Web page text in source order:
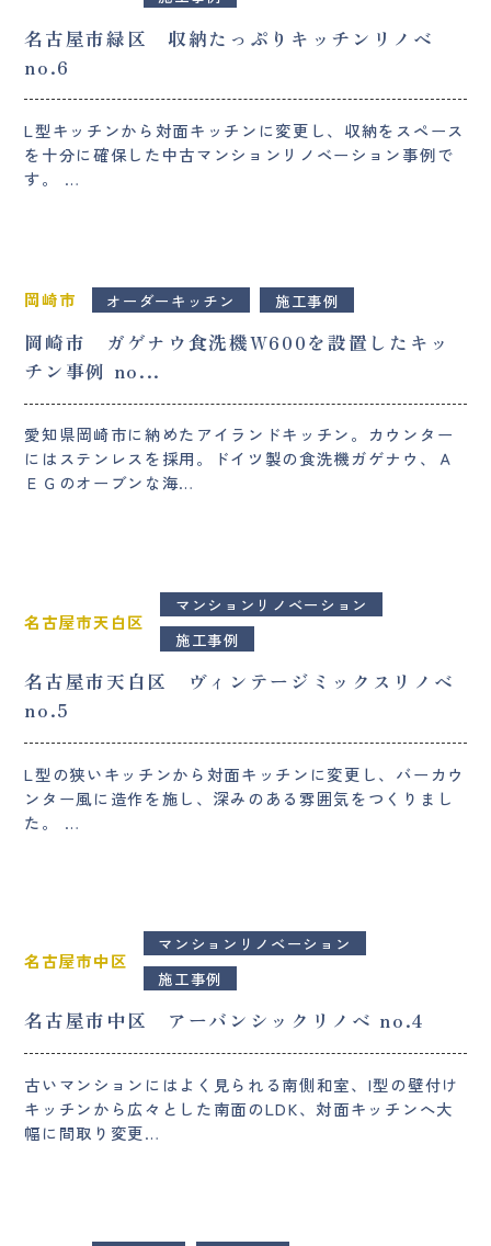
名古屋市緑区 収納たっぷりキッチンリノベ
no.6
L型キッチンから対面キッチンに変更し、収納をスペース
を十分に確保した中古マンションリノベーション事例で
す。 …
岡崎市 オーダーキッチン 施工事例
岡崎市 ガゲナウ食洗機W600を設置したキッ
チン事例 no...
愛知県岡崎市に納めたアイランドキッチン。カウンター
にはステンレスを採用。ドイツ製の食洗機ガゲナウ、Ａ
ＥＧのオーブンな海…
名古屋市天白区
マンションリノベーション
施工事例
名古屋市天白区 ヴィンテージミックスリノベ
no.5
L型の狭いキッチンから対面キッチンに変更し、バーカウ
ンター風に造作を施し、深みのある雰囲気をつくりまし
た。 …
名古屋市中区
マンションリノベーション
施工事例
名古屋市中区 アーバンシックリノベ no.4
古いマンションにはよく見られる南側和室、I型の壁付け
キッチンから広々とした南面のLDK、対面キッチンへ大
幅に間取り変更…